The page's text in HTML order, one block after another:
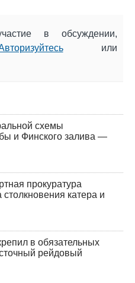
в обсуждении,
или
схемы
и Финского залива —
прокуратура
столкновения катера и
в обязательных
рейдовый